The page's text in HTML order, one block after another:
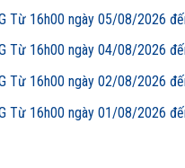
Từ 16h00 ngày 05/08/2026
Từ 16h00 ngày 04/08/2026
Từ 16h00 ngày 02/08/2026
Từ 16h00 ngày 01/08/2026